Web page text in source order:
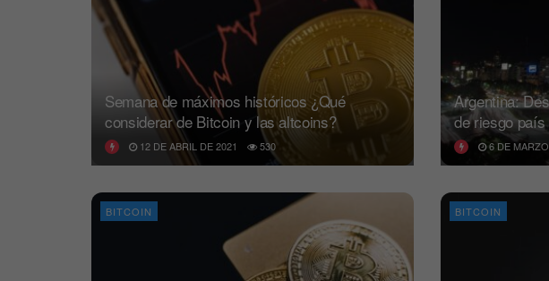
Semana de máximos históricos ¿Qué
considerar de Bitcoin y las altcoins?
12 DE ABRIL DE 2021 530
Argentina:
de riesgo
6 DE
BITCOIN BITCOIN